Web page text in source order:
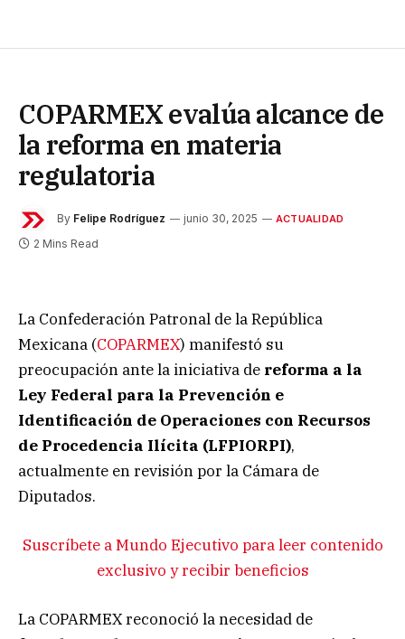
COPARMEX evalúa alcance de
la reforma en materia
regulatoria
By Felipe Rodríguez junio 30, 2025 ACTUALIDAD
2 Mins Read
La Confederación Patronal de la República
Mexicana (COPARMEX) manifestó su
preocupación ante la iniciativa de reforma a la
Ley Federal para la Prevención e
Identificación de Operaciones con Recursos
de Procedencia Ilícita (LFPIORPI),
actualmente en revisión por la Cámara de
Diputados.
Suscríbete a Mundo Ejecutivo para leer contenido
exclusivo y recibir beneficios
La COPARMEX reconoció la necesidad de